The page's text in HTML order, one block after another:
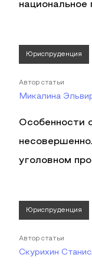
национальное
Юриспруденция
Автор статьи
Микалина
Особенности
уголовном
Юриспруденция
Автор статьи
Скурихин